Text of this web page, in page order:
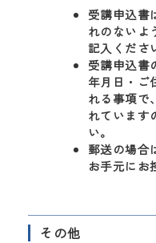
受講申込書
れのないよ
記入くださ
受講申込書
年月日・ご
れる事項で
れています
い。
郵送の場合
お手元にお
その他